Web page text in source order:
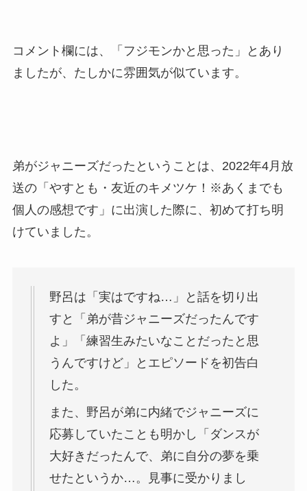
コメント欄には、「フジモンかと思った」とあり
ましたが、たしかに雰囲気が似ています。
弟がジャニーズだったということは、2022年4月放
送の「やすとも・友近のキメツケ！※あくまでも
個人の感想です」に出演した際に、初めて打ち明
けていました。
野呂は「実はですね…」と話を切り出
すと「弟が昔ジャニーズだったんです
よ」「練習生みたいなことだったと思
うんですけど」とエピソードを初告白
した。
また、野呂が弟に内緒でジャニーズに
応募していたことも明かし「ダンスが
大好きだったんで、弟に自分の夢を乗
せたというか…。見事に受かりまし